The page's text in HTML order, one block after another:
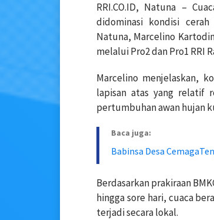
RRI.CO.ID, Natuna –
didominasi kondisi
Natuna, Marcelino
melalui Pro2 dan Pro1 RRI
Marcelino menjelaskan,
lapisan atas yang relatif
pertumbuhan awan hujan
Baca juga:
Babinsa Desa
Berdasarkan prakiraan
hingga sore hari, cuaca
terjadi secara lokal.